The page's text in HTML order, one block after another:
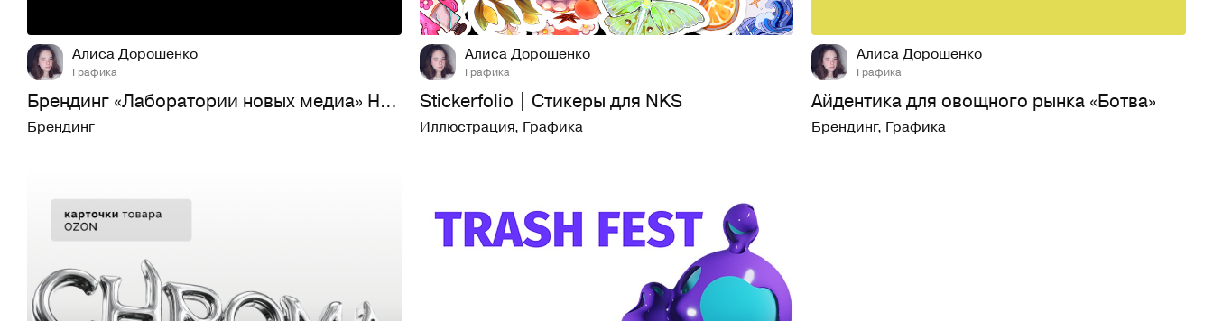
Алиса Дорошенко
Графика
Брендинг «Лаборатории новых медиа» Новой сцены Александринс…
Брендинг
19 161
Алиса Дорошенко
Графика
Stickerfolio | Стикеры для NKS
Иллюстрация, Графика
Алиса Дорошенко
Графика
Айдентика для овощного рынка «Ботва»
Брендинг, Графика